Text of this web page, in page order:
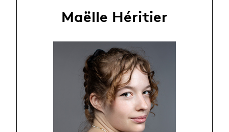
Maëlle Héritier